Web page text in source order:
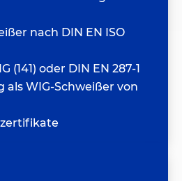
nach DIN EN ISO
(141) oder DIN EN 287-1
als WIG-Schweißer von